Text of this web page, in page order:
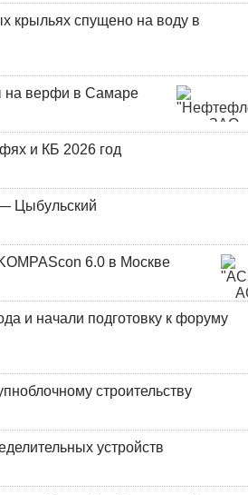
крыльях спущено на воду в
на верфи в Самаре
и КБ 2026 год
Цыбульский
6.0 в Москве
и начали подготовку к форуму
строительству
устройств